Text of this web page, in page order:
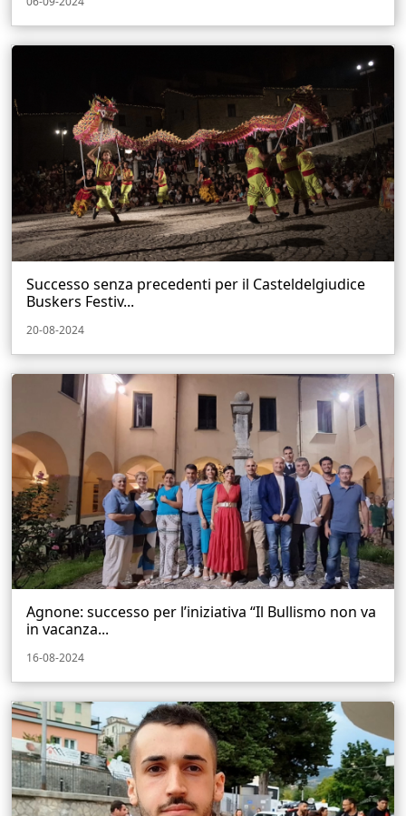
Successo senza precedenti per il Casteldelgiudice
Buskers Festiv...
20-08-2024
Agnone: successo per l’iniziativa “Il Bullismo non va
in vacanza...
16-08-2024